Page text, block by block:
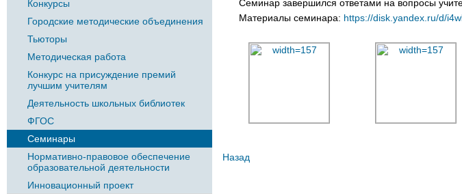
Конкурсы
Городские методические объединения
Тьюторы
Методическая работа
Конкурс на присуждение премий
лучшим учителям
Деятельность школьных библиотек
ФГОС
Семинары
Нормативно-правовое обеспечение
образовательной деятельности
Инновационный проект
Семинар завершился ответами на вопросы
Материалы семинара: https://disk.yandex.ru/d/
Назад